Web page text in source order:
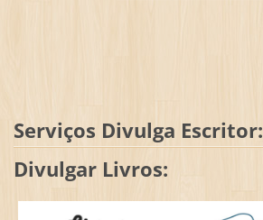
Serviços Divulga Escritor:
Divulgar Livros: